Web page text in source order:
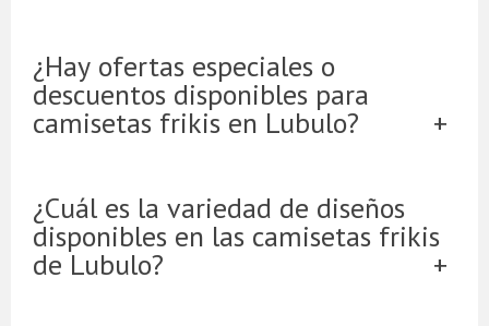
¿Hay ofertas especiales o
descuentos disponibles para
camisetas frikis en Lubulo?
¿Cuál es la variedad de diseños
disponibles en las camisetas frikis
de Lubulo?